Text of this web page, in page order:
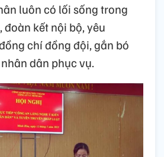
luôn có lối sống trong
kết nội bộ, yêu
chí đồng đội, gắn bó
dân phục vụ.